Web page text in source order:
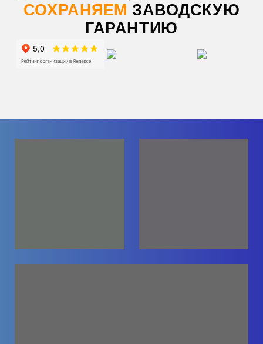
СОХРАНЯЕМ ЗАВОДСКУЮ
ГАРАНТИЮ